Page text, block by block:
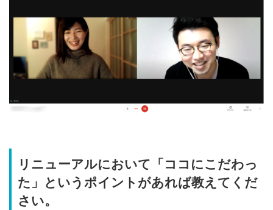
リニューアルにおいて「ココにこだわっ
た」というポイントがあれば教えてくだ
さい。